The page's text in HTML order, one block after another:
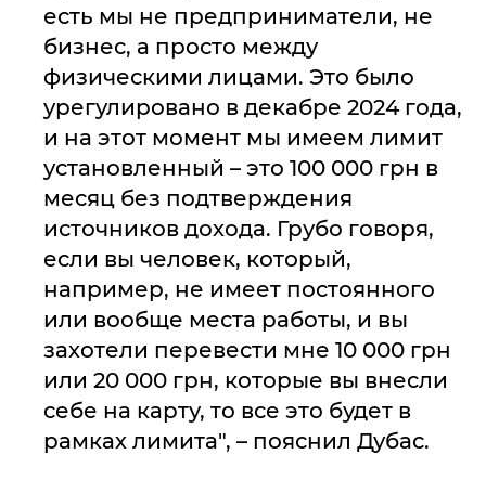
есть мы не предприниматели, не
бизнес, а просто между
физическими лицами. Это было
урегулировано в декабре 2024 года,
и на этот момент мы имеем лимит
установленный – это 100 000 грн в
месяц без подтверждения
источников дохода. Грубо говоря,
если вы человек, который,
например, не имеет постоянного
или вообще места работы, и вы
захотели перевести мне 10 000 грн
или 20 000 грн, которые вы внесли
себе на карту, то все это будет в
рамках лимита", – пояснил Дубас.